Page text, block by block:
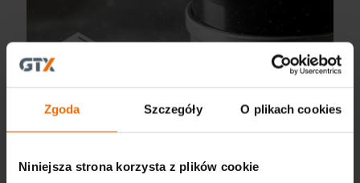
Zgoda Szczegóły O plikach cookies
Niniejsza strona korzysta z plików cookie